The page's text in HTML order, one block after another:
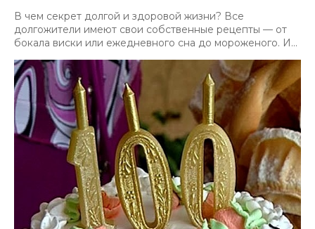
В чем секрет долгой и здоровой жизни? Все
долгожители имеют свои собственные рецепты — от
бокала виски или ежедневного сна до мороженого. И...